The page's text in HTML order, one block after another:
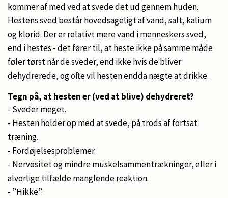
kommer af med ved at svede det ud gennem huden.
Hestens sved består hovedsageligt af vand, salt, kalium
og klorid. Der er relativt mere vand i menneskers sved,
end i hestes - det fører til, at heste ikke på samme måde
føler tørst når de sveder, end ikke hvis de bliver
dehydrerede, og ofte vil hesten endda nægte at drikke.
Tegn på, at hesten er (ved at blive) dehydreret?
- Sveder meget.
- Hesten holder op med at svede, på trods af fortsat
træning.
- Fordøjelsesproblemer.
- Nervøsitet og mindre muskelsammentrækninger, eller i
alvorlige tilfælde manglende reaktion.
- ”Hikke”.